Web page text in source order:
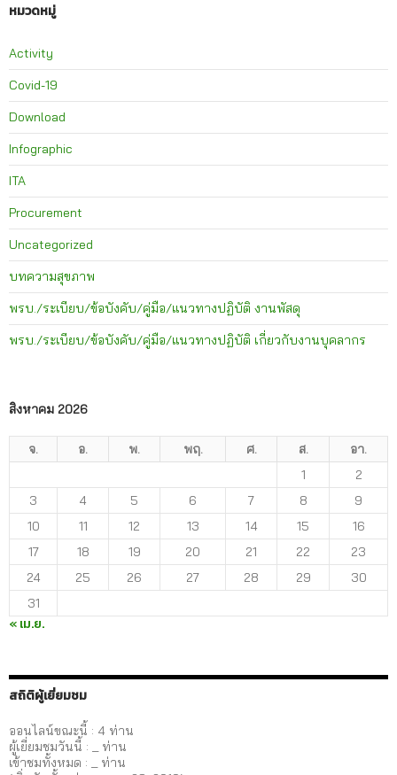
หมวดหมู่
Activity
Covid-19
Download
Infographic
ITA
Procurement
Uncategorized
บทความสุขภาพ
พรบ./ระเบียบ/ข้อบังคับ/คู่มือ/แนวทางปฏิบัติ งานพัสดุ
พรบ./ระเบียบ/ข้อบังคับ/คู่มือ/แนวทางปฏิบัติ เกี่ยวกับงานบุคลากร
สิงหาคม 2026
จ. อ. พ. พฤ. ศ. ส.
อา.
1
2
3
4 5 6 7 8
9
10
11 12 13 14 15
16
17
18 19 20 21 22
23
24
25 26 27 28 29
30
31
« เม.ย.
สถิติผู้เยี่ยมชม
ออนไลน์ขณะนี้ : 4 ท่าน
ผู้เยี่ยมชมวันนี้ :
ท่าน
เข้าชมทั้งหมด :
ท่าน